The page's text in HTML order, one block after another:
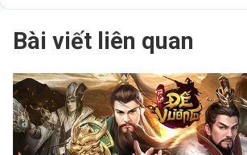
Bài viết liên quan